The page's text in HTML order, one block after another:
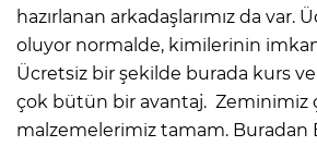
hazırlanan arkadaşlarımız da var.
oluyor normalde, kimilerinin
Ücretsiz bir şekilde burada kurs
çok bütün bir avantaj. Zeminimiz
malzemelerimiz tamam. Buradan